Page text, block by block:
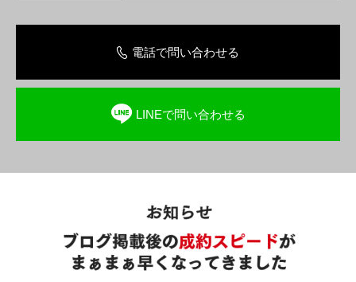
電話で問い合わせる
LINEで問い合わせる